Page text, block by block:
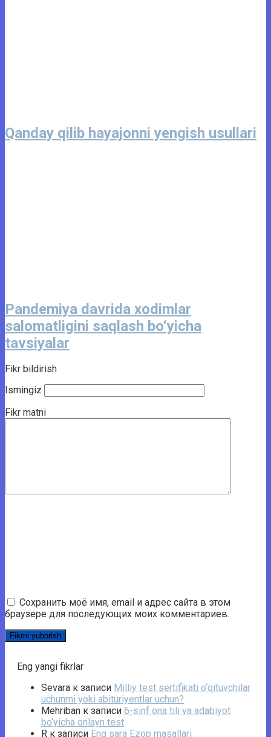
Qanday qilib hayajonni yengish usullari
Pandemiya davrida xodimlar
salomatligini saqlash bo‘yicha
tavsiyalar
Fikr bildirish
Ismingiz
Fikr matni
Сохранить моё имя, email и адрес сайта в этом
браузере для последующих моих комментариев.
Eng yangi fikrlar
Sevara к записи Milliy test sertifikati o‘qituvchilar
uchunmi yoki abituriyentlar uchun?
Mehriban к записи 6-sinf ona tili va adabiyot
bo‘yicha onlayn test
R к записи Eng sara Ezop masallari